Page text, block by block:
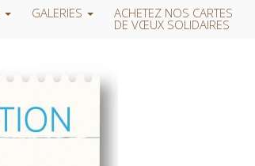
GALERIES ACHETEZ NOS CARTES
DE VŒUX SOLIDAIRES